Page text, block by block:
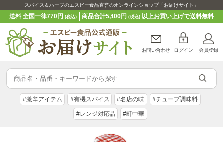
スパイス＆ハーブのエスビー食品直営のオンラインショップ「お届けサイト」
送料 全国一律770円(税込) 商品合計5,400円 (税込)以上お買い上げで送料無料
お問い合わせ ログイン 会員登録
#激辛アイテム #有機スパイス #名店の味 #チューブ調味料
#レンジ対応品 #町中華